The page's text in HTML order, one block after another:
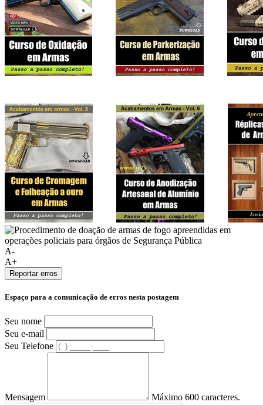
A-
A+
Reportar erros
Espaço para a comunicação de erros nesta postagem
Seu nome
Seu e-mail
Seu Telefone
Mensagem Máximo 600 caracteres.